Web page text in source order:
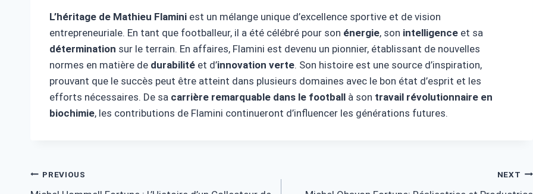
L’héritage de Mathieu Flamini est un mélange unique d’excellence sportive et de vision
entrepreneuriale. En tant que footballeur, il a été célébré pour son énergie, son intelligence et sa
détermination sur le terrain. En affaires, Flamini est devenu un pionnier, établissant de nouvelles
normes en matière de durabilité et d’innovation verte. Son histoire est une source d’inspiration,
prouvant que le succès peut être atteint dans plusieurs domaines avec le bon état d’esprit et les
efforts nécessaires. De sa carrière remarquable dans le football à son travail révolutionnaire en
biochimie, les contributions de Flamini continueront d’influencer les générations futures.
Post
PREVIOUS NEXT